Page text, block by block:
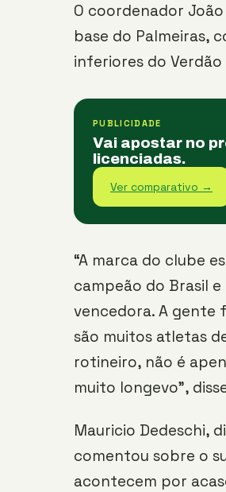
O coordenador
base do Palmeiras,
inferiores do Verdão
PUBLICIDADE
Vai apostar no
licenciadas.
Ver comparativo →
“A marca do clube
campeão do Brasil
vencedora. A gente
são muitos atletas
rotineiro, não é
muito longevo”,
Mauricio Dedeschi,
comentou sobre o
acontecem por